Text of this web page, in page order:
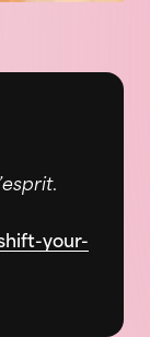
.
your-